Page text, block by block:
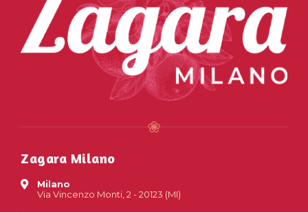
Zagara Milano
Milano
Via Vincenzo Monti, 2 - 20123 (MI)